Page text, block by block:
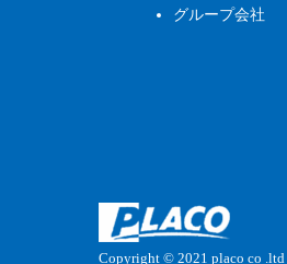
グループ会社
Copyright © 2021 placo co .ltd